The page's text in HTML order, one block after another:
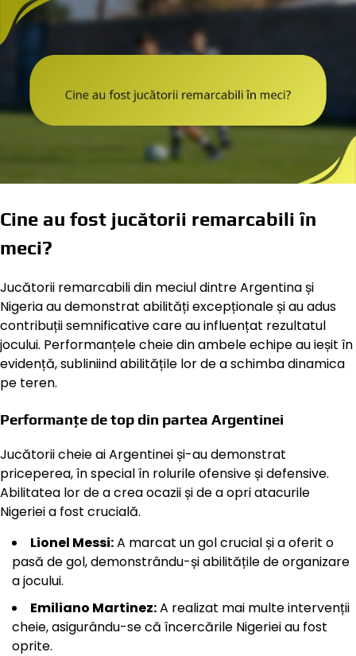
Cine au fost jucătorii remarcabili în
meci?
Jucătorii remarcabili din meciul dintre Argentina și
Nigeria au demonstrat abilități excepționale și au adus
contribuții semnificative care au influențat rezultatul
jocului. Performanțele cheie din ambele echipe au ieșit în
evidență, subliniind abilitățile lor de a schimba dinamica
pe teren.
Performanțe de top din partea Argentinei
Jucătorii cheie ai Argentinei și-au demonstrat
priceperea, în special în rolurile ofensive și defensive.
Abilitatea lor de a crea ocazii și de a opri atacurile
Nigeriei a fost crucială.
Lionel Messi:A marcat un gol crucial și a oferit o
pasă de gol, demonstrându-și abilitățile de organizare
a jocului.
Emiliano Martinez:A realizat mai multe intervenții
cheie, asigurându-se că încercările Nigeriei au fost
oprite.